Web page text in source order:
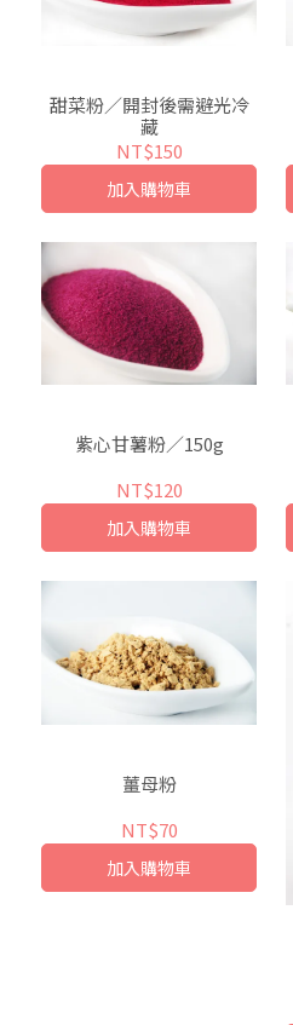
甜菜粉／開封後需避光冷
藏
NT$150
加入購物車
紫心甘薯粉／150g
NT$120
加入購物車
薑母粉
NT$70
加入購物車